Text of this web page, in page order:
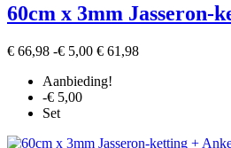
60cm x 3mm Jasseron-
€ 66,98 -€ 5,00 € 61,98
Aanbieding!
-€ 5,00
Set